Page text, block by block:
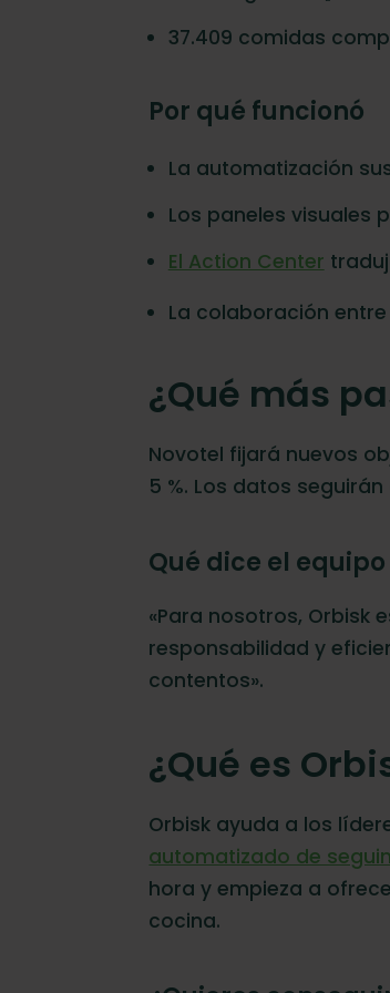
37.409 comidas
Por qué funcionó
La automatización
Los paneles visuales
El Action Center
La colaboración
¿Qué más
Novotel fijará nuevos
5 %. Los datos
Qué dice el equipo
«Para nosotros, Orbisk
responsabilidad y
contentos».
¿Qué es
Orbisk ayuda a los
automatizado de
hora y empieza a
cocina.